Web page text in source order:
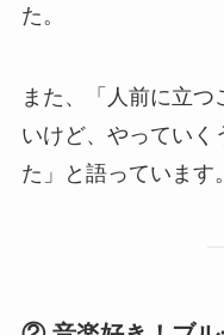
た。
また、「人前に立
いけど、やっていく
た」と語っています。